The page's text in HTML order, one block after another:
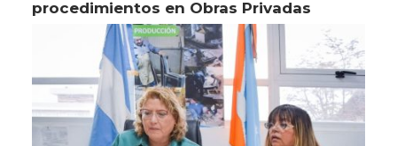
procedimientos en Obras Privadas